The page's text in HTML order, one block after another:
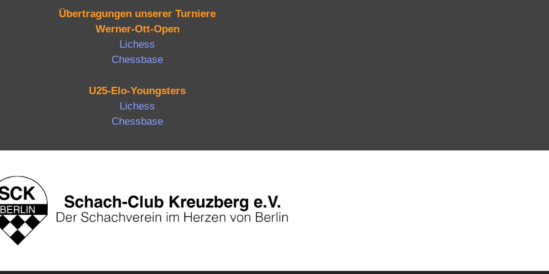
Übertragungen unserer Turniere
Werner-Ott-Open
Lichess
Chessbase
U25-Elo-Youngsters
Lichess
Chessbase